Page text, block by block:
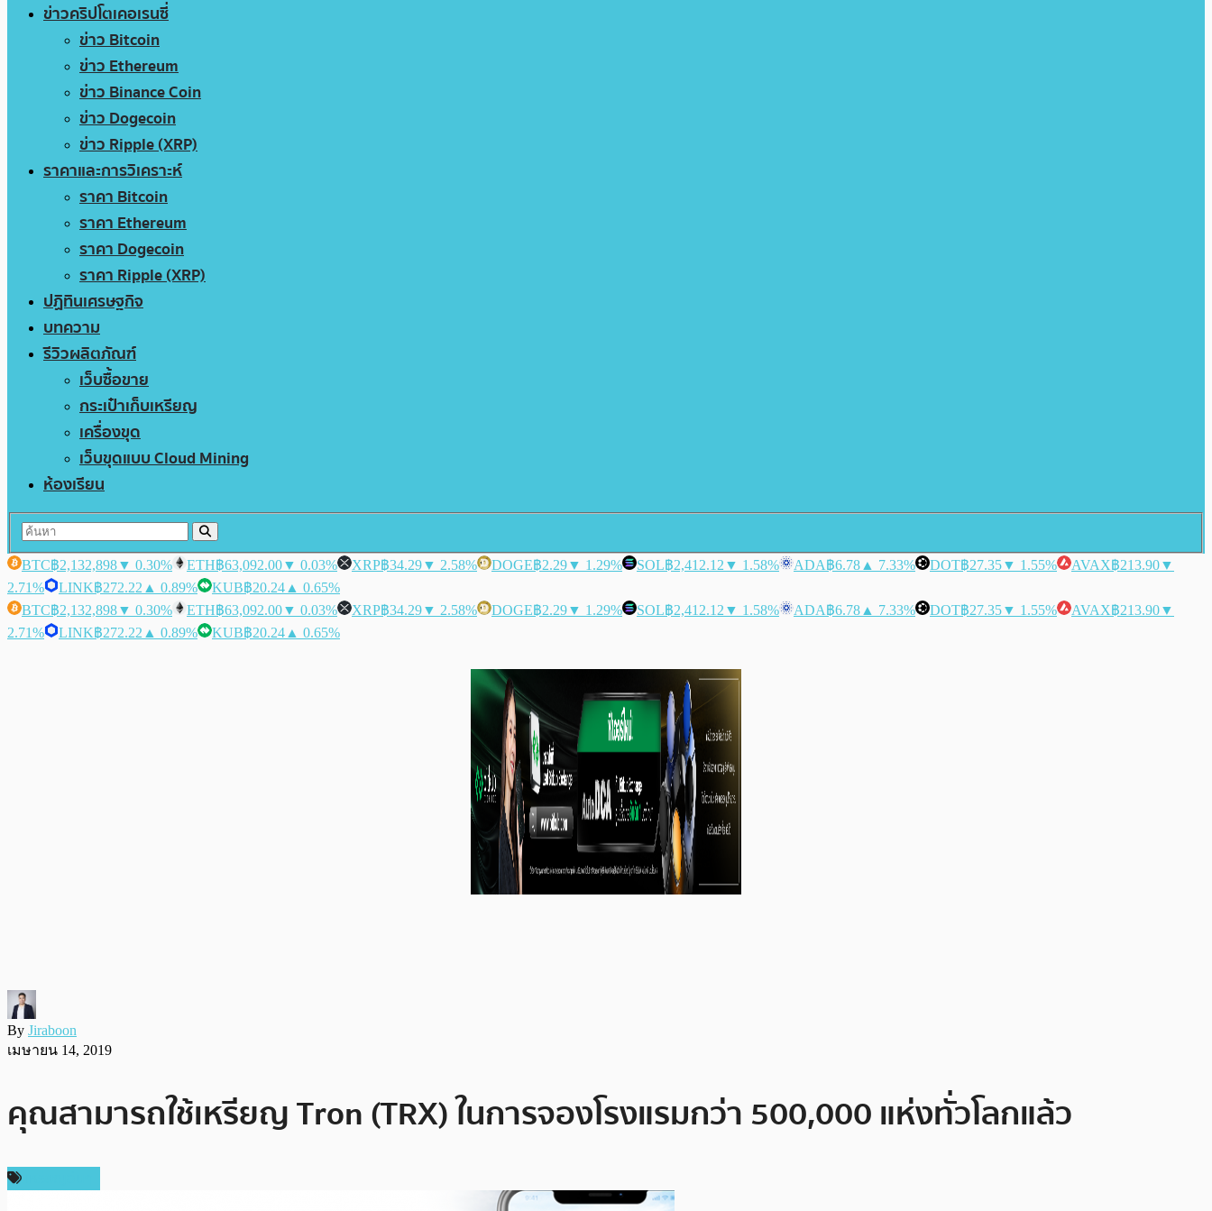
ข่าวคริปโตเคอเรนซี่
ข่าว Bitcoin
ข่าว Ethereum
ข่าว Binance Coin
ข่าว Dogecoin
ข่าว Ripple (XRP)
ราคาและการวิเคราะห์
ราคา Bitcoin
ราคา Ethereum
ราคา Dogecoin
ราคา Ripple (XRP)
ปฏิทินเศรษฐกิจ
บทความ
รีวิวผลิตภัณฑ์
เว็บซื้อขาย
กระเป๋าเก็บเหรียญ
เครื่องขุด
เว็บขุดแบบ Cloud Mining
ห้องเรียน
BTC฿2,132,898▼ 0.30% ETH฿63,092.00▼ 0.03% XRP฿34.29▼ 2.58% DOGE฿2.29▼ 1.29% SOL฿2,412.12 ▼ 1.58% ADA฿6.78 ▲ 7.33% DOT฿27.35▼ 1.55% AVAX฿213.90▼
2.71%
LINK฿272.22 ▲ 0.89% KUB฿20.24 ▲ 0.65%
BTC฿2,132,898▼ 0.30% ETH฿63,092.00▼ 0.03% XRP฿34.29▼ 2.58% DOGE฿2.29▼ 1.29% SOL฿2,412.12 ▼ 1.58% ADA฿6.78 ▲ 7.33% DOT฿27.35▼ 1.55% AVAX฿213.90▼
2.71%
LINK฿272.22 ▲ 0.89% KUB฿20.24 ▲ 0.65%
By Jiraboon
เมษายน 14, 2019
คุณสามารถใช้เหรียญ Tron (TRX) ในการจองโรงแรมกว่า 500,000 แห่งทั่วโลกแล้ว